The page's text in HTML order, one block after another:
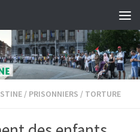
/ PRISONNIERS / TORTURE